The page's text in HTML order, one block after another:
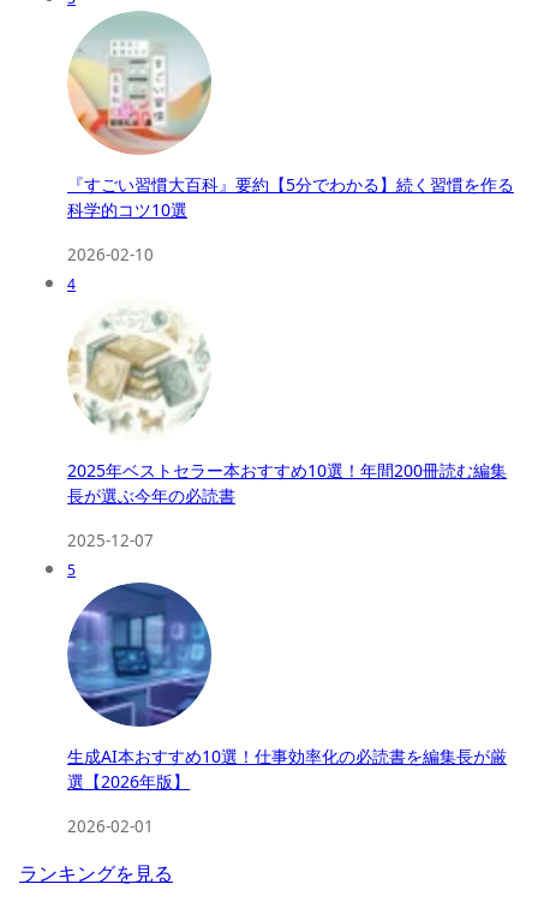
『すごい習慣大百科』要約【5分でわかる】続く習慣を作る
科学的コツ10選
2026-02-10
4
2025年ベストセラー本おすすめ10選！年間200冊読む編集
長が選ぶ今年の必読書
2025-12-07
5
生成AI本おすすめ10選！仕事効率化の必読書を編集長が厳
選【2026年版】
2026-02-01
ランキングを見る